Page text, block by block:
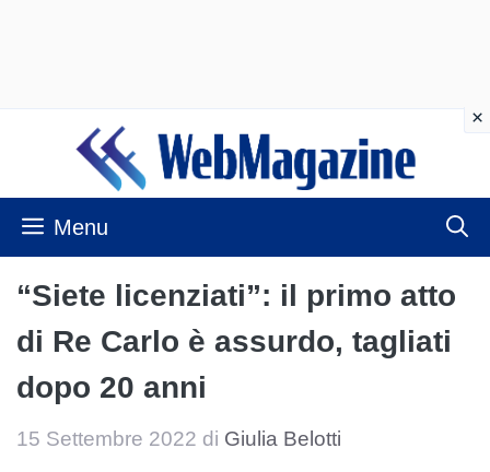
contenuto
Menu
“Siete licenziati”: il primo atto
di Re Carlo è assurdo, tagliati
dopo 20 anni
15 Settembre 2022 di Giulia Belotti